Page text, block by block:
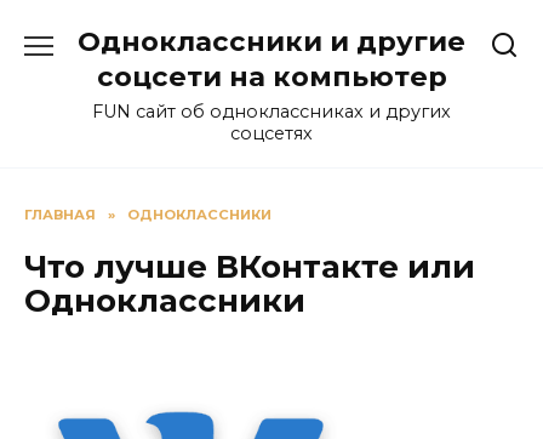
содержанию
Одноклассники и другие
соцсети на компьютер
FUN сайт об одноклассниках и других
соцсетях
ГЛАВНАЯ » ОДНОКЛАССНИКИ
Что лучше ВКонтакте или
Одноклассники